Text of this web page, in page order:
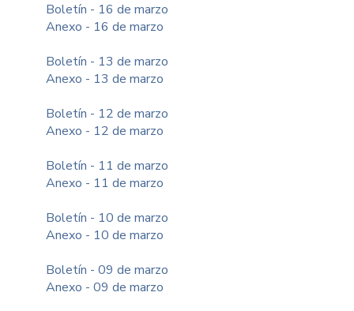
Boletín - 16 de marzo
Anexo - 16 de marzo
Boletín - 13 de marzo
Anexo - 13 de marzo
Boletín - 12 de marzo
Anexo - 12 de marzo
Boletín - 11 de marzo
Anexo - 11 de marzo
Boletín - 10 de marzo
Anexo - 10 de marzo
Boletín - 09 de marzo
Anexo - 09 de marzo